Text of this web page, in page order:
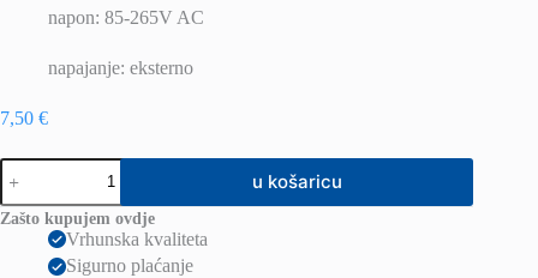
napon: 85-265V AC
napajanje: eksterno
7,50 €
LED
Panel
3W
3000K
količina
u košaricu
Zašto kupujem ovdje
Vrhunska kvaliteta
Sigurno plaćanje